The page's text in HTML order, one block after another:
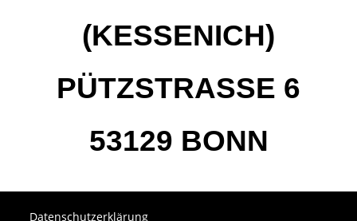
(KESSENICH)
PÜTZSTRASSE 6
53129 BONN
Datenschutzerklärung